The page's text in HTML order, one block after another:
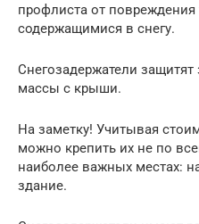
профлиста от
содержащимися в снегу.
Снегозадержатели
массы с крыши.
На заметку! Учитывая
можно крепить их не по
наиболее важных местах:
здание.